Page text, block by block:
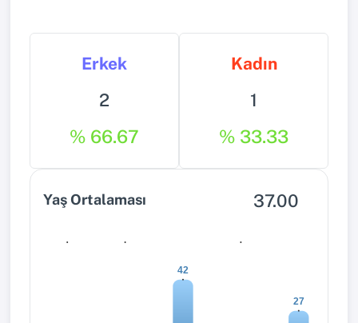
Erkek
2
% 66.67
Kadın
1
% 33.33
Yaş Ortalaması 37.00
42
27